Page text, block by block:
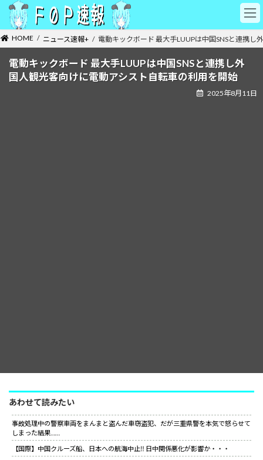
テ
ン
ゲ
ー HOME ニュース速報+ 電動キックボード 最大手LUUPは中国SNSと連携
電動キックボード 最大手LUUPは中国SNSと連携し外
国人観光客向けに電動アシスト自転車の利用を開始
2025年8月11日
あわせて読みたい
事故処理中の警察車両をまんまと盗んだ車窃盗犯、だが三重県警を本気で怒らせて
しまった結果……
【国際】中国クルーズ船、日本への航海中止‼ 日中関係悪化が影響か・・・